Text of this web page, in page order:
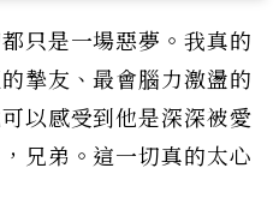
只是一場惡夢。我真的
摯友、最會腦力激盪的
以感受到他是深深被愛
兄弟。這一切真的太心